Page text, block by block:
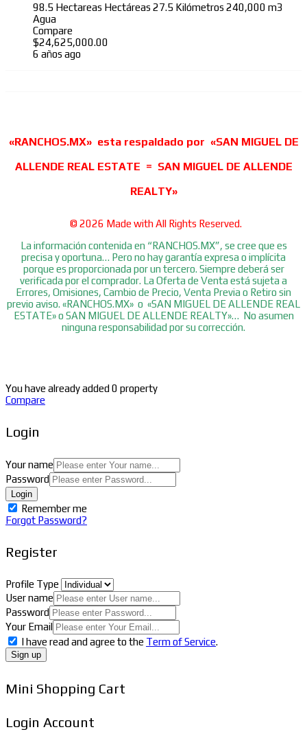
98.5 Hectareas Hectáreas 27.5 Kilómetros 240,000 m3
Agua
Compare
$24,625,000.00
6 años ago
«RANCHOS.MX» esta respaldado por «SAN MIGUEL DE
ALLENDE REAL ESTATE = SAN MIGUEL DE ALLENDE
REALTY»
© 2026 Made withAll Rights Reserved.
La información contenida en “RANCHOS.MX”, se cree que es
precisa y oportuna… Pero no hay garantía expresa o implícita
porque es proporcionada por un tercero. Siempre deberá ser
verificada por el comprador. La Oferta de Venta está sujeta a
Errores, Omisiones, Cambio de Precio, Venta Previa o Retiro sin
previo aviso. «RANCHOS.MX» o «SAN MIGUEL DE ALLENDE REAL
ESTATE» o SAN MIGUEL DE ALLENDE REALTY»… No asumen
ninguna responsabilidad por su corrección.
You have already added 0 property
Compare
Login
Your name
Password
Login
Remember me
Forgot Password?
Register
Profile Type
User name
Password
Your Email
I have read and agree to the Term of Service.
Sign up
Mini Shopping Cart
Login Account